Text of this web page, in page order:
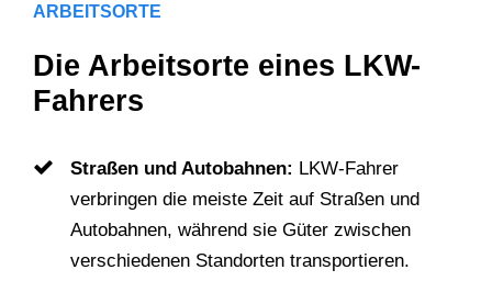
ARBEITSORTE
Die Arbeitsorte eines LKW-
Fahrers
Straßen und Autobahnen: LKW-Fahrer
verbringen die meiste Zeit auf Straßen und
Autobahnen, während sie Güter zwischen
verschiedenen Standorten transportieren.